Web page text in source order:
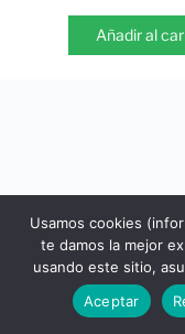
Añadir al
libros.eco © -
Devoluciones y
Usamos cookies
te damos la mejor
usando este sitio,
Aceptar